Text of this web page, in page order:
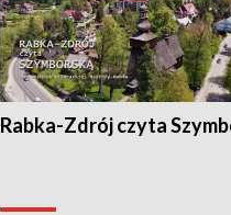
Rabka-Zdrój czyta